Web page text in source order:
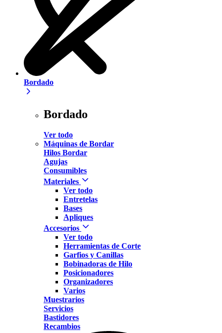
Bordado
Bordado
Ver todo
Máquinas de Bordar
Hilos Bordar
Agujas
Consumibles
Materiales
Ver todo
Entretelas
Bases
Apliques
Accesorios
Ver todo
Herramientas de Corte
Garfios y Canillas
Bobinadoras de Hilo
Posicionadores
Organizadores
Varios
Muestrarios
Servicios
Bastidores
Recambios